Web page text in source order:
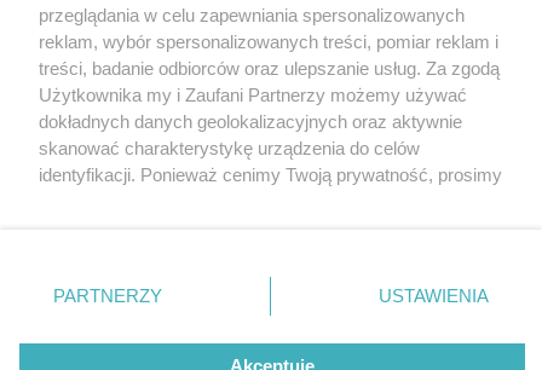
1 / 0
Nie zapomnij
zapoznać się z:
polityką prywatności regulamin korzystania z portali
Twojemiasto
Piekary Śląskie
Chorzów
Tarnowskie Góry
Gliwice
Skontakuj sięz nami
Kontakt
Wydawca
Redakcja
przeglądania w celu zapewniania spersonalizowanych
reklam, wybór spersonalizowanych treści, pomiar reklam i
treści, badanie odbiorców oraz ulepszanie usług. Za zgodą
Użytkownika my i Zaufani Partnerzy możemy używać
dokładnych danych geolokalizacyjnych oraz aktywnie
skanować charakterystykę urządzenia do celów
identyfikacji. Ponieważ cenimy Twoją prywatność, prosimy
prywatności znajdujący się w lewym dolnym rogu strony
. Niektóre rodzaje przetwarzania danych nie wymagają
zgody użytkownika, ale masz prawo sprzeciwić się
takiemu przetwarzaniu. Preferencje będą miały
PARTNERZY USTAWIENIA
Akceptuję